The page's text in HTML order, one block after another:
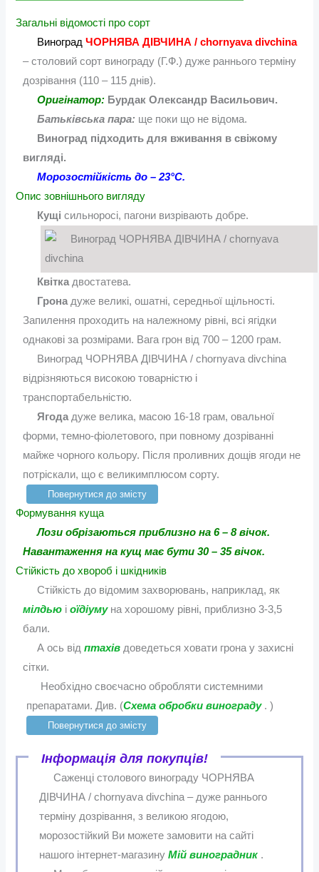
Загальні відомості про сорт
Виноград ЧОРНЯВА ДІВЧИНА / chornyava divchina
– столовий сорт винограду (Г.Ф.) дуже раннього терміну
дозрівання (110 – 115 днів).
Оригінатор: Бурдак Олександр Васильович.
Батьківська пара: ще поки що не відома.
Виноград підходить для вживання в свіжому
вигляді.
Морозостійкість до – 23°С.
Опис зовнішнього вигляду
Кущі сильноросі, пагони визрівають добре.
Квітка двостатева.
Грона дуже великі, ошатні, середньої щільності.
Запилення проходить на належному рівні, всі ягідки
однакові за розмірами. Вага грон від 700 – 1200 грам.
Виноград ЧОРНЯВА ДІВЧИНА / chornyava divchina
відрізняються високою товарністю і
транспортабельністю.
Ягода дуже велика, масою 16-18 грам, овальної
форми, темно-фіолетового, при повному дозріванні
майже чорного кольору. Після проливних дощів ягоди не
потріскали, що є великимплюсом сорту.
Повернутися до змісту
Формування куща
Лози обрізаються приблизно на 6 – 8 вічок.
Навантаження на кущ має бути 30 – 35 вічок.
Стійкість до хвороб і шкідників
Стійкість до відомим захворювань, наприклад, як
мілдью іоїдіуму на хорошому рівні, приблизно 3-3,5
бали.
А ось відптахів доведеться ховати грона у захисні
сітки.
Необхідно своєчасно обробляти системними
препаратами. Див. (Схема обробки винограду . )
Повернутися до змісту
Інформація для покупців!
Саженці столового винограду ЧОРНЯВА
ДІВЧИНА / chornyava divchina – дуже раннього
терміну дозрівання, з великою ягодою,
морозостійкий Ви можете замовити на сайті
нашого інтернет-магазинуМій виноградник .